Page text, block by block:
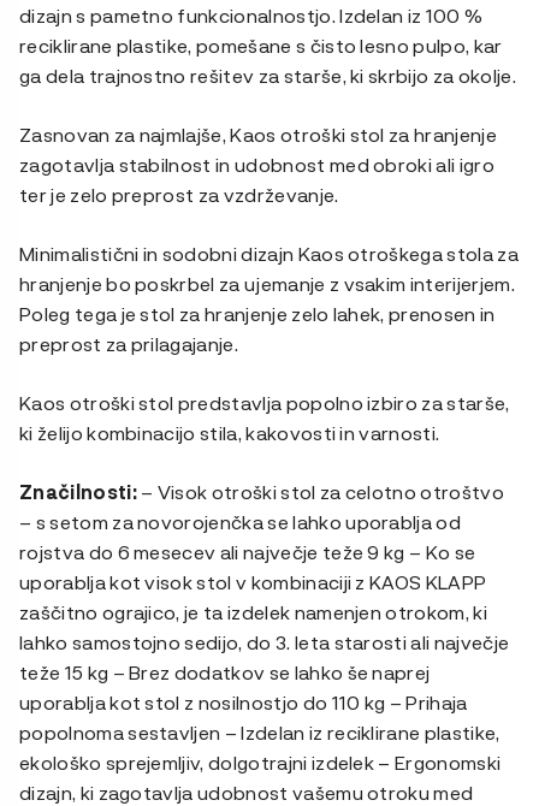
dizajn s pametno funkcionalnostjo. Izdelan iz 100 %
reciklirane plastike, pomešane s čisto lesno pulpo, kar
ga dela trajnostno rešitev za starše, ki skrbijo za okolje.
Zasnovan za najmlajše, Kaos otroški stol za hranjenje
zagotavlja stabilnost in udobnost med obroki ali igro
ter je zelo preprost za vzdrževanje.
Minimalistični in sodobni dizajn Kaos otroškega stola za
hranjenje bo poskrbel za ujemanje z vsakim interijerjem.
Poleg tega je stol za hranjenje zelo lahek, prenosen in
preprost za prilagajanje.
Kaos otroški stol predstavlja popolno izbiro za starše,
ki želijo kombinacijo stila, kakovosti in varnosti.
Značilnosti:– Visok otroški stol za celotno otroštvo
– s setom za novorojenčka se lahko uporablja od
rojstva do 6 mesecev ali največje teže 9 kg – Ko se
uporablja kot visok stol v kombinaciji z KAOS KLAPP
zaščitno ograjico, je ta izdelek namenjen otrokom, ki
lahko samostojno sedijo, do 3. leta starosti ali največje
teže 15 kg – Brez dodatkov se lahko še naprej
uporablja kot stol z nosilnostjo do 110 kg – Prihaja
popolnoma sestavljen – Izdelan iz reciklirane plastike,
ekološko sprejemljiv, dolgotrajni izdelek – Ergonomski
dizajn, ki zagotavlja udobnost vašemu otroku med